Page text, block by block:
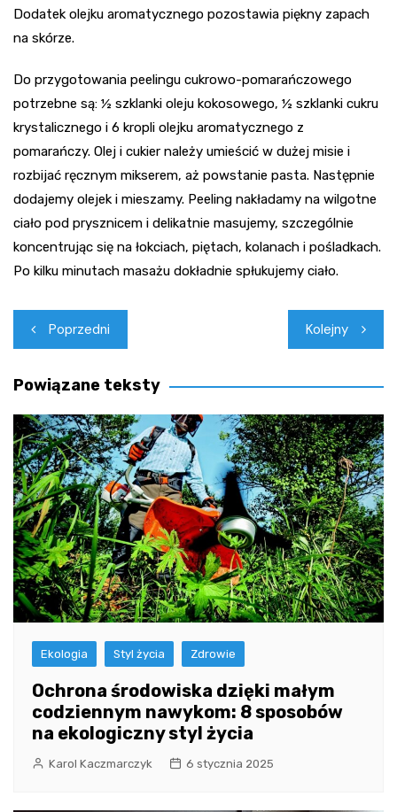
Dodatek olejku aromatycznego pozostawia piękny zapach
na skórze.
Do przygotowania peelingu cukrowo-pomarańczowego
potrzebne są: ½ szklanki oleju kokosowego, ½ szklanki cukru
krystalicznego i 6 kropli olejku aromatycznego z
pomarańczy. Olej i cukier należy umieścić w dużej misie i
rozbijać ręcznym mikserem, aż powstanie pasta. Następnie
dodajemy olejek i mieszamy. Peeling nakładamy na wilgotne
ciało pod prysznicem i delikatnie masujemy, szczególnie
koncentrując się na łokciach, piętach, kolanach i pośladkach.
Po kilku minutach masażu dokładnie spłukujemy ciało.
Nawigacja
wpisu
Poprzedni Kolejny
Powiązane teksty
Ekologia Styl życia Zdrowie
Ochrona środowiska dzięki małym
codziennym nawykom: 8 sposobów
na ekologiczny styl życia
Karol Kaczmarczyk 6 stycznia 2025